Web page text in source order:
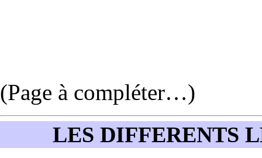
(Page à compléter…)
LES DIFFERENTS